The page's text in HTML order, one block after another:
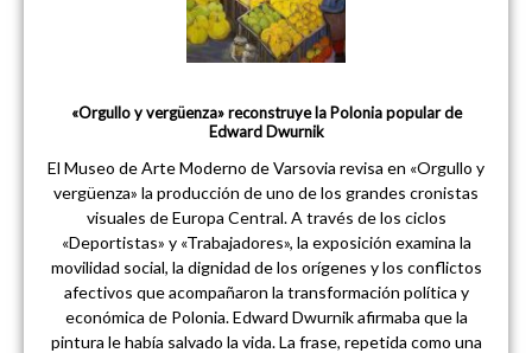
«Orgullo y vergüenza» reconstruye la Polonia popular de
Edward Dwurnik
El Museo de Arte Moderno de Varsovia revisa en «Orgullo y
vergüenza» la producción de uno de los grandes cronistas
visuales de Europa Central. A través de los ciclos
«Deportistas» y «Trabajadores», la exposición examina la
movilidad social, la dignidad de los orígenes y los conflictos
afectivos que acompañaron la transformación política y
económica de Polonia. Edward Dwurnik afirmaba que la
pintura le había salvado la vida. La frase, repetida como una